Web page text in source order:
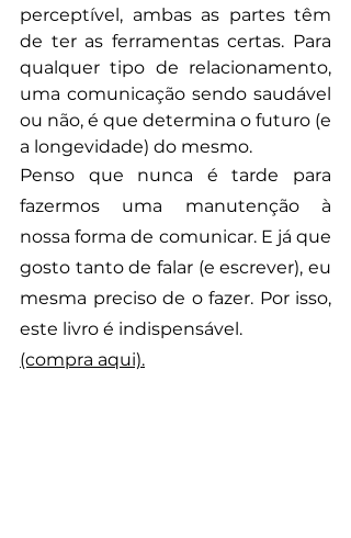
perceptível, ambas as partes têm
de ter as ferramentas certas. Para
qualquer tipo de relacionamento,
uma comunicação sendo saudável
ou não, é que determina o futuro (e
a longevidade) do mesmo.
Penso que nunca é tarde para
fazermos uma manutenção à
nossa forma de comunicar. E já que
gosto tanto de falar (e escrever), eu
mesma preciso de o fazer. Por isso,
este livro é indispensável.
(compra aqui).